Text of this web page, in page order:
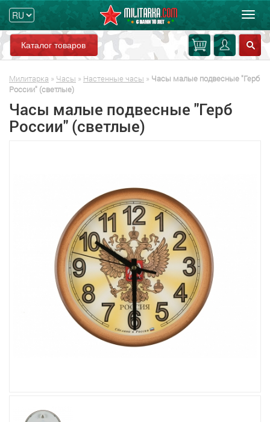
Каталог товаров
Милитарка » Часы » Наcтенные часы » Часы малые подвесные "Герб
России" (светлые)
Часы малые подвесные "Герб
России" (светлые)